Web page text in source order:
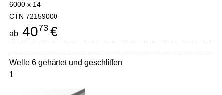
6000 x 14
CTN 72159000
ab 4073 €
Welle 6 gehärtet und geschliffen
1